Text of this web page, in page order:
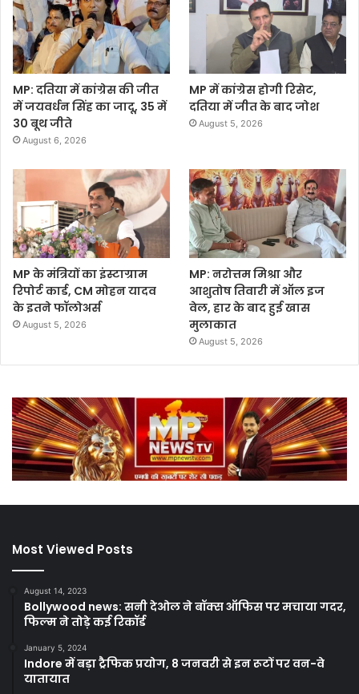
MP: दतिया में कांग्रेस की जीत
में जयवर्धन सिंह का जादू, 35 में
30 बूथ जीते
August 6, 2026
MP में कांग्रेस होगी रिसेट,
दतिया में जीत के बाद जोश
August 5, 2026
MP के मंत्रियों का इंस्टाग्राम
रिपोर्ट कार्ड, CM मोहन यादव
के इतने फॉलोअर्स
August 5, 2026
MP: नरोत्तम मिश्रा और
आशुतोष तिवारी में ऑल इज
वेल, हार के बाद हुई खास
मुलाकात
August 5, 2026
Most Viewed Posts
August 14, 2023
Bollywood news: सनी देओल ने बॉक्स ऑफिस पर मचाया गदर,
फिल्म ने तोड़े कई रिकॉर्ड
January 5, 2024
Indore में बड़ा ट्रैफिक प्रयोग, 8 जनवरी से इन रूटों पर वन-वे
यातायात